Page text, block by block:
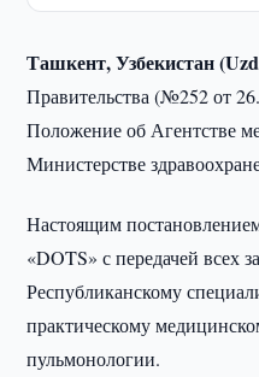
Ташкент, Узбекистан (
Правительства (№252 от
Положение об Агентстве
Министерстве
Настоящим
«DOTS» с передачей всех
Республиканскому
практическому
пульмонологии.